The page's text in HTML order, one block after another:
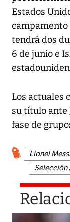
Estados
campamento
tendrá dos
6 de junio e
Los actuales
su título ante
fase de
Lionel Messi
Selección